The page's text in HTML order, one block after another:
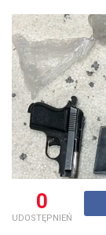
0
UDOSTĘPNIEŃ